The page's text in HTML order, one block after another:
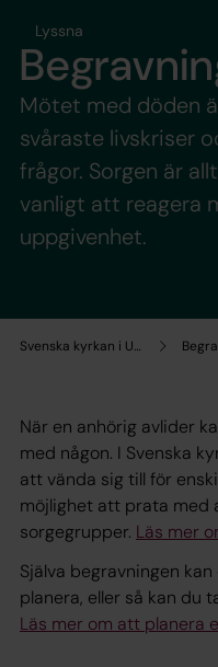
Svenska kyrkan i Umeå
Lyssna
Mötet med döden
svåraste livskriser
frågor. Sorgen är
vanligt att reagera
uppgivenhet.
När en anhörig avlider
med någon. I Svenska
att vända sig till för
möjlighet att prata med
sorgegrupper. Läs mer
Själva begravningen
planera, eller så kan du
Läs mer om att planera